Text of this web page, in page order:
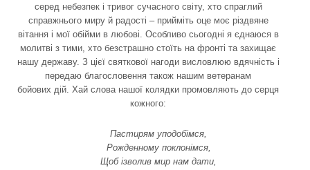
серед небезпек і тривог сучасного світу, хто спраглий
справжнього миру й радості – прийміть оце моє різдвяне
вітання і мої обійми в любові. Особливо сьогодні я єднаюся в
молитві з тими, хто безстрашно стоїть на фронті та захищає
нашу державу. З цієї святкової нагоди висловлюю вдячність і
передаю благословення також нашим ветеранам
бойових дій. Хай слова нашої колядки промовляють до серця
кожного:
Пастирям уподобімся,
Рожденному поклонімся,
Щоб ізволив мир нам дати,